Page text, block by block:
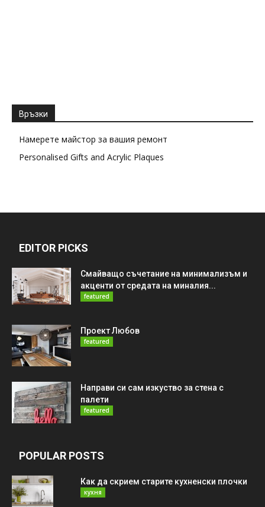
Връзки
Намерете майстор за вашия ремонт
Personalised Gifts and Acrylic Plaques
EDITOR PICKS
Смайващо съчетание на минимализъм и
акценти от средата на миналия...
featured
Проект Любов
featured
Направи си сам изкуство за стена с
палети
featured
POPULAR POSTS
Как да скрием старите кухненски плочки
кухня